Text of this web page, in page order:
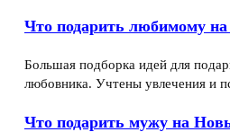
Что подарить любимому
Большая подборка идей для
любовника. Учтены увлечения и
Что подарить мужу на